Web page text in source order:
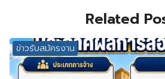
Related
ข่าวรับสมัครงาน